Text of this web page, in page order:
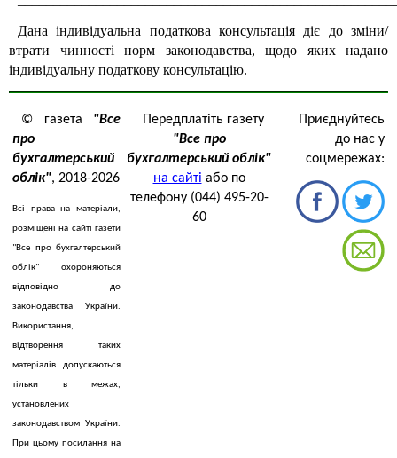
Дана індивідуальна податкова консультація діє до зміни/
втрати чинності норм законодавства, щодо яких надано
індивідуальну податкову консультацію.
© газета "Все
про
бухгалтерський
облік", 2018-2026
Всі права на матеріали,
розміщені на сайті газети
"Все про бухгалтерський
облік" охороняються
відповідно до
законодавства України.
Використання,
відтворення таких
матеріалів допускаються
тільки в межах,
установлених
законодавством України.
При цьому посилання на
Передплатіть газету
"Все про
бухгалтерський облік"
на сайті або по
телефону (044) 495-20-
60
Приєднуйтесь
до нас у
соцмережах: